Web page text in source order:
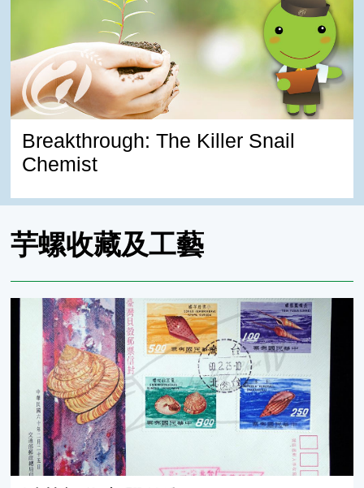
Breakthrough: The Killer Snail
Chemist
芋螺收藏及工藝
以芋螺為主題的郵票